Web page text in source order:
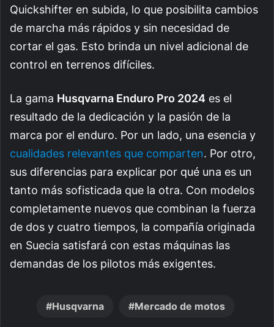
Quickshifter en subida, lo que posibilita cambios
de marcha más rápidos y sin necesidad de
cortar el gas. Esto brinda un nivel adicional de
control en terrenos difíciles.
La gama Husqvarna Enduro Pro 2024 es el
resultado de la dedicación y la pasión de la
marca por el enduro. Por un lado, una esencia y
cualidades relevantes que comparten. Por otro,
sus diferencias para explicar por qué una es un
tanto más sofisticada que la otra. Con modelos
completamente nuevos que combinan la fuerza
de dos y cuatro tiempos, la compañía originada
en Suecia satisfará con estas máquinas las
demandas de los pilotos más exigentes.
Husqvarna Mercado de motos